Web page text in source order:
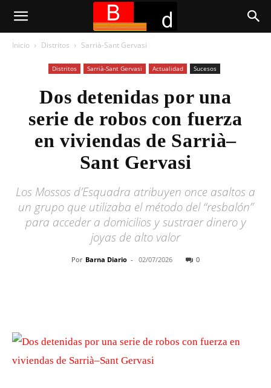
Inicio Distritos Sarrià-Sant Gervasi
Distritos Sarrià-Sant Gervasi Actualidad Sucesos
Dos detenidas por una
serie de robos con fuerza
en viviendas de Sarrià–
Sant Gervasi
Los Mossos d’Esquadra atribuyen once asaltos a
un grupo que utilizaba el método del “resbalón”
para acceder a domicilios y sustraer dinero y
joyas de alto valor
Por Barna Diario - 02/07/2026 0